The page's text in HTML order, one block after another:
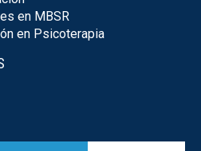
en MBSR
en Psicoterapia